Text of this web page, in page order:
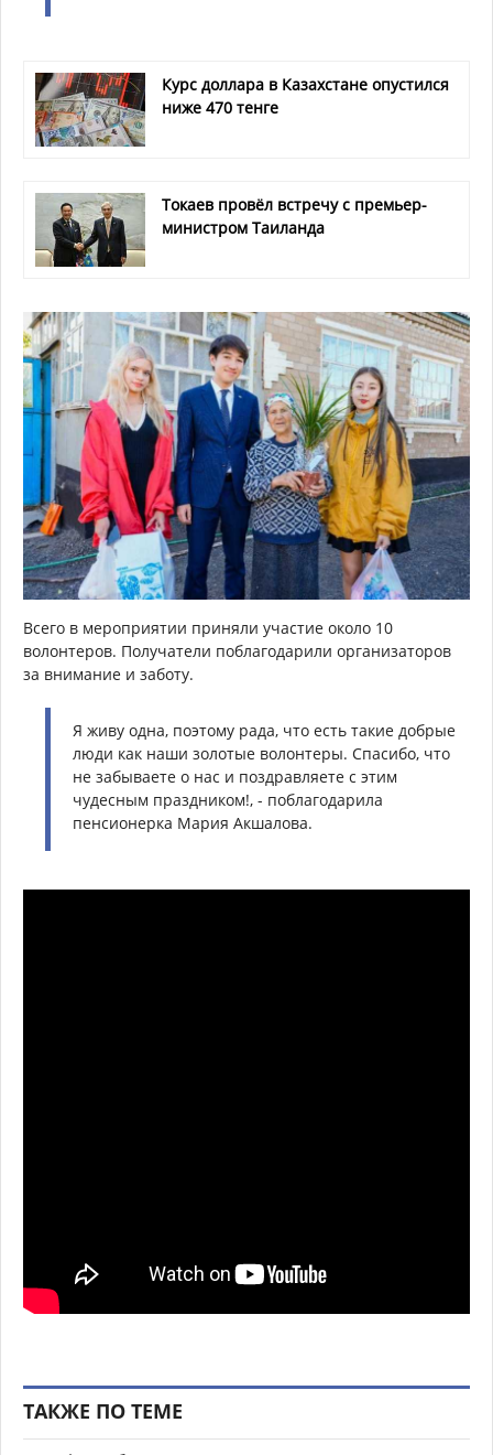
Курс доллара в Казахстане опустился
ниже 470 тенге
Токаев провёл встречу с премьер-
министром Таиланда
Всего в мероприятии приняли участие около 10
волонтеров. Получатели поблагодарили организаторов
за внимание и заботу.
Я живу одна, поэтому рада, что есть такие добрые
люди как наши золотые волонтеры. Спасибо, что
не забываете о нас и поздравляете с этим
чудесным праздником!, - поблагодарила
пенсионерка Мария Акшалова.
ТАКЖЕ ПО ТЕМЕ